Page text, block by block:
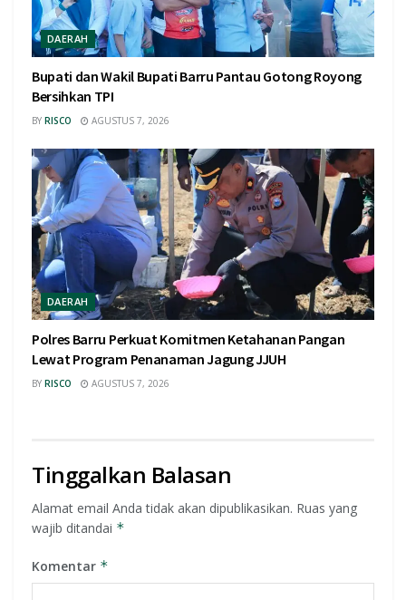
DAERAH
Bupati dan Wakil Bupati Barru Pantau Gotong Royong
Bersihkan TPI
BY RISCO AGUSTUS 7, 2026
DAERAH
Polres Barru Perkuat Komitmen Ketahanan Pangan
Lewat Program Penanaman Jagung JJUH
BY RISCO AGUSTUS 7, 2026
Tinggalkan Balasan
Alamat email Anda tidak akan dipublikasikan. Ruas yang
wajib ditandai *
Komentar *